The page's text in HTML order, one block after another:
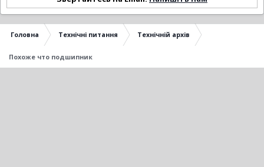
Головна Технічні питання Технічній архів
Похоже что подшипник